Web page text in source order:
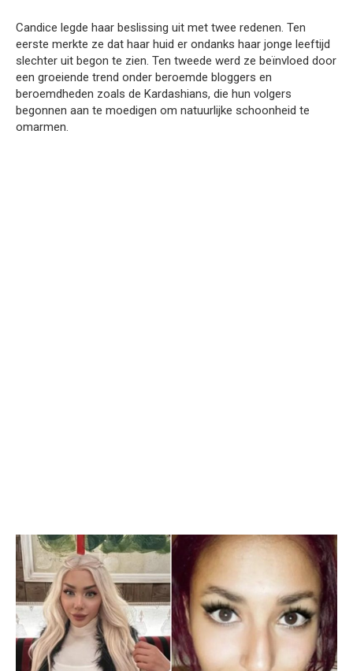
Candice legde haar beslissing uit met twee redenen. Ten
eerste merkte ze dat haar huid er ondanks haar jonge leeftijd
slechter uit begon te zien. Ten tweede werd ze beïnvloed door
een groeiende trend onder beroemde bloggers en
beroemdheden zoals de Kardashians, die hun volgers
begonnen aan te moedigen om natuurlijke schoonheid te
omarmen.